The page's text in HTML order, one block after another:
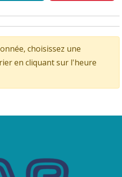
choisissez une
en cliquant sur l'heure